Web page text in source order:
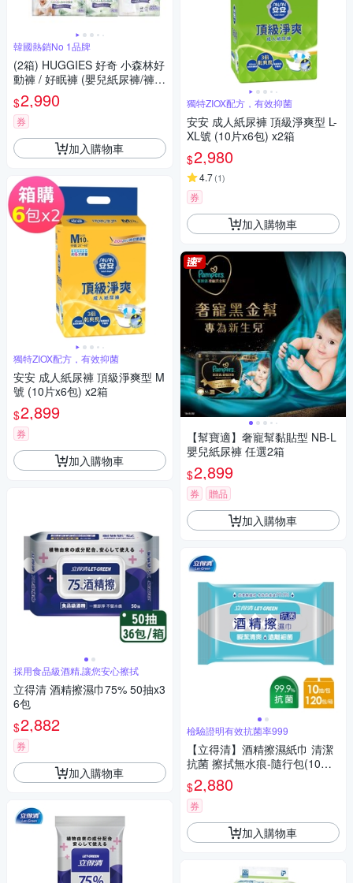
韓國熱銷No 1品牌
(2箱) HUGGIES 好奇 小森林好
動褲 / 好眠褲 (嬰兒紙尿褲/褲型
尿布) M-XXXL
$2,990
券
加入購物車
獨特ZIOX配方，有效抑菌
安安 成人紙尿褲 頂級淨爽型 M
號 (10片x6包) x2箱
$2,899
券
加入購物車
採用食品級酒精,讓您安心擦拭
立得清 酒精擦濕巾75% 50抽x3
6包
$2,882
券
加入購物車
獨特ZIOX配方，有效抑菌
安安 成人紙尿褲 頂級淨爽型 L-
XL號 (10片x6包) x2箱
$2,980
4.7(1)
券
加入購物車
【幫寶適】奢寵幫黏貼型 NB-L
嬰兒紙尿褲 任選2箱
$2,899
券 贈品
加入購物車
檢驗證明有效抗菌率999
【立得清】酒精擦濕紙巾 清潔
抗菌 擦拭無水痕-隨行包(10抽x
120包)-箱購
$2,880
券
加入購物車